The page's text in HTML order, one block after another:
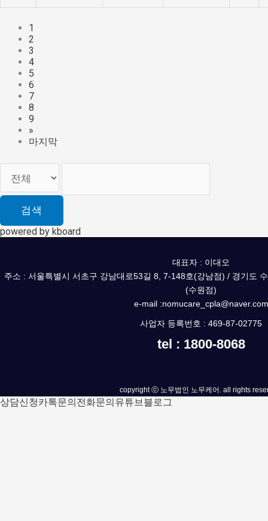
1
2
3
4
5
6
7
8
9
»
마지막
검색
powered by kboard
대표자 : 이대오
주소 : 서울특별시 서초구 강남대로53길 8, 7-148호(강남점) / 경기도
(수원점)
e-mail :nomucare_cpla@naver.com
사업자 등록번호 : 469-87-02775
tel : 1800-8068
copyright ⓒ 노무법인 노무케어. all rights
상담신청카톡문의전화문의유튜브블로그